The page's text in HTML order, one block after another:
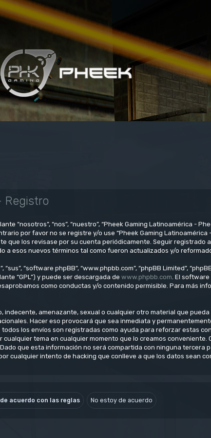
Registro
“nosotros”, “nos”, “nuestro”, “Pheek Gaming Latinoamérica -
por favor no se registre y/o use “Pheek Gaming Latinoamérica
los revisase por su cuenta periódicamente. Seguir registrado
a esos nuevos términos tal como fueron actualizados y/o
“software phpBB”, “www.phpbb.com”, “phpBB Limited”,
“GPL”) y puede ser descargada de www.phpbb.com . El
como conductas y/o contenido permisible. Para más
amenazante, sexual o cualquier otro material que
Hacer eso provocará que sea inmediata y
los envíos son registradas como ayuda para reforzar estas
tema en cualquier momento que lo creamos conveniente.
que esta información no será compartida con ninguna tercera
cualquier intento de hacking que conlleve a que los datos sean